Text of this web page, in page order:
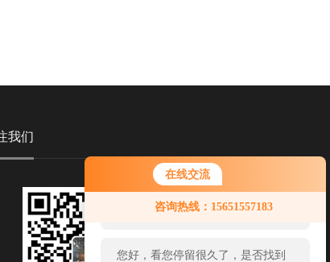
在线交流
咨询热线：15651557183
您好！欢迎前来咨询，很高兴为您
服务，请问您要咨询什么问题呢？
您好，看您停留很久了，是否找到
我们